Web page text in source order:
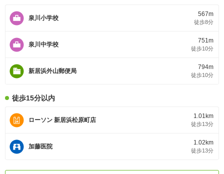
泉川小学校
567m
徒歩8分
泉川中学校
751m
徒歩10分
新居浜外山郵便局
794m
徒歩10分
徒歩15分以内
ローソン 新居浜松原町店
1.01km
徒歩13分
加藤医院
1.02km
徒歩13分